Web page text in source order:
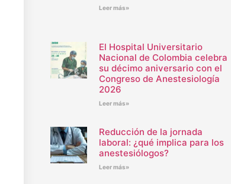
Leer más»
El Hospital Universitario
Nacional de Colombia celebra
su décimo aniversario con el
Congreso de Anestesiología
2026
Leer más»
Reducción de la jornada
laboral: ¿qué implica para los
anestesiólogos?
Leer más»